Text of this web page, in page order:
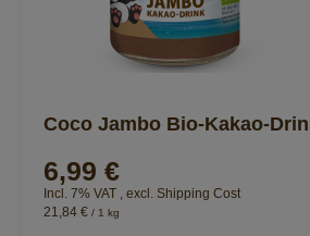
Coco Jambo Bio-Kakao-
6,99 €
Incl. 7% VAT , excl. Shipping Cost
21,84 € / 1 kg